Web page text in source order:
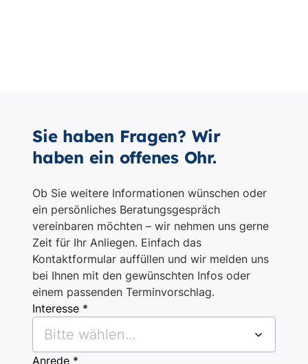
Sie haben Fragen? Wir
haben ein offenes Ohr.
Ob Sie weitere Informationen wünschen oder
ein persönliches Beratungsgespräch
vereinbaren möchten – wir nehmen uns gerne
Zeit für Ihr Anliegen. Einfach das
Kontaktformular auffüllen und wir melden uns
bei Ihnen mit den gewünschten Infos oder
einem passenden Terminvorschlag.
Interesse *
Bitte wählen...
Anrede *